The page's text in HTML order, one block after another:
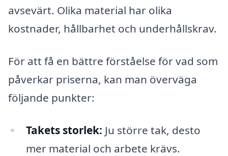
avsevärt. Olika material har olika
kostnader, hållbarhet och underhållskrav.
För att få en bättre förståelse för vad som
påverkar priserna, kan man överväga
följande punkter:
Takets storlek: Ju större tak, desto
mer material och arbete krävs.